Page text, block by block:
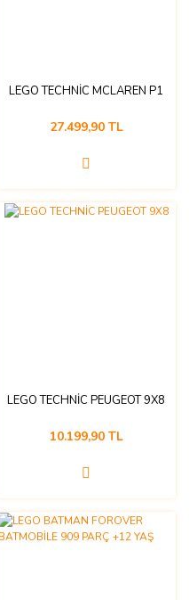
LEGO TECHNİC MCLAREN P1
27.499,90 TL
LEGO TECHNİC PEUGEOT 9X8
10.199,90 TL